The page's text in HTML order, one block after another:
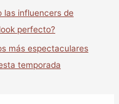
las influencers de
perfecto?
más espectaculares
temporada